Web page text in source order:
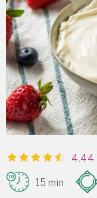
4.44
15 min.